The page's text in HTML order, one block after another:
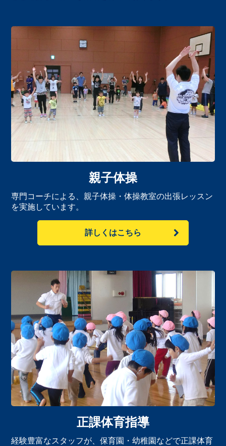
親子体操
専門コーチによる、親子体操・体操教室の出張レッスン
を実施しています。
詳しくはこちら
正課体育指導
経験豊富なスタッフが、保育園・幼稚園などで正課体育